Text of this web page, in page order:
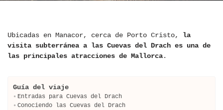
Ubicadas en Manacor, cerca de Porto Cristo, la
visita subterránea a las Cuevas del Drach es una de
las principales atracciones de Mallorca.
Guía del viaje
Entradas para Cuevas del Drach
Conociendo las Cuevas del Drach